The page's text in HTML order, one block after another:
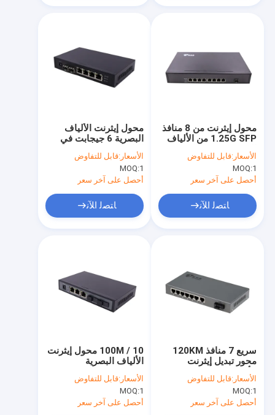
محول إيثرنت الألياف
البصرية 6 جيجابت في
الثانية
الأسعار:قابل للتفاوض
MOQ:1
أحصل على آخر سعر
ﺎﺘﺼﻟ ﺍﻶﻧ
محول إيثرنت من 8 منافذ
1.25G SFP من الألياف
مُدار
الأسعار:قابل للتفاوض
MOQ:1
أحصل على آخر سعر
ﺎﺘﺼﻟ ﺍﻶﻧ
10 / 100M محول إيثرنت
الألياف البصرية
الأسعار:قابل للتفاوض
MOQ:1
أحصل على آخر سعر
سريع 7 منافذ 120KM
محور تبديل إيثرنت
الألياف البصرية يدعم
الألياف المزدوجة الفردية
الأسعار:قابل للتفاوض
MOQ:1
أحصل على آخر سعر